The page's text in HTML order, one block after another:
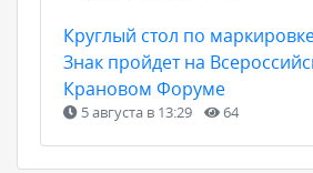
Круглый стол по
Знак пройдет на
Крановом Форуме
5 августа в 13:29 64